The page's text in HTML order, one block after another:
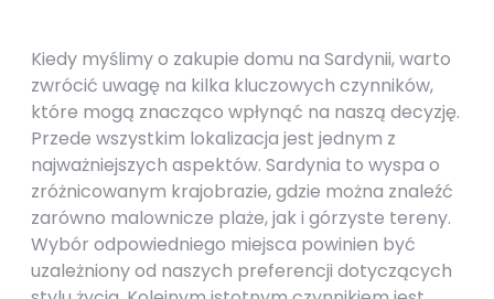
Kiedy myślimy o zakupie domu na Sardynii, warto
zwrócić uwagę na kilka kluczowych czynników,
które mogą znacząco wpłynąć na naszą decyzję.
Przede wszystkim lokalizacja jest jednym z
najważniejszych aspektów. Sardynia to wyspa o
zróżnicowanym krajobrazie, gdzie można znaleźć
zarówno malownicze plaże, jak i górzyste tereny.
Wybór odpowiedniego miejsca powinien być
uzależniony od naszych preferencji dotyczących